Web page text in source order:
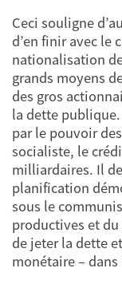
Ceci souligne
d’en finir avec le
nationalisation
grands moyens
des gros
la dette
par le pouvoir
socialiste, le
milliardaires. Il
planification
sous le
productives et
de jeter la dette
monétaire –